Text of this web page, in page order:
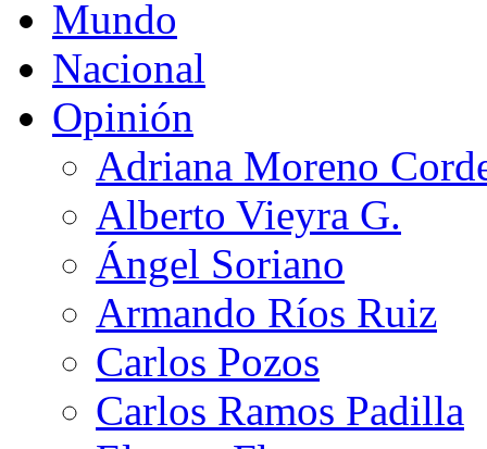
Mundo
Nacional
Opinión
Adriana Moreno
Alberto Vieyra G.
Ángel Soriano
Armando Ríos Ruiz
Carlos Pozos
Carlos Ramos Padilla